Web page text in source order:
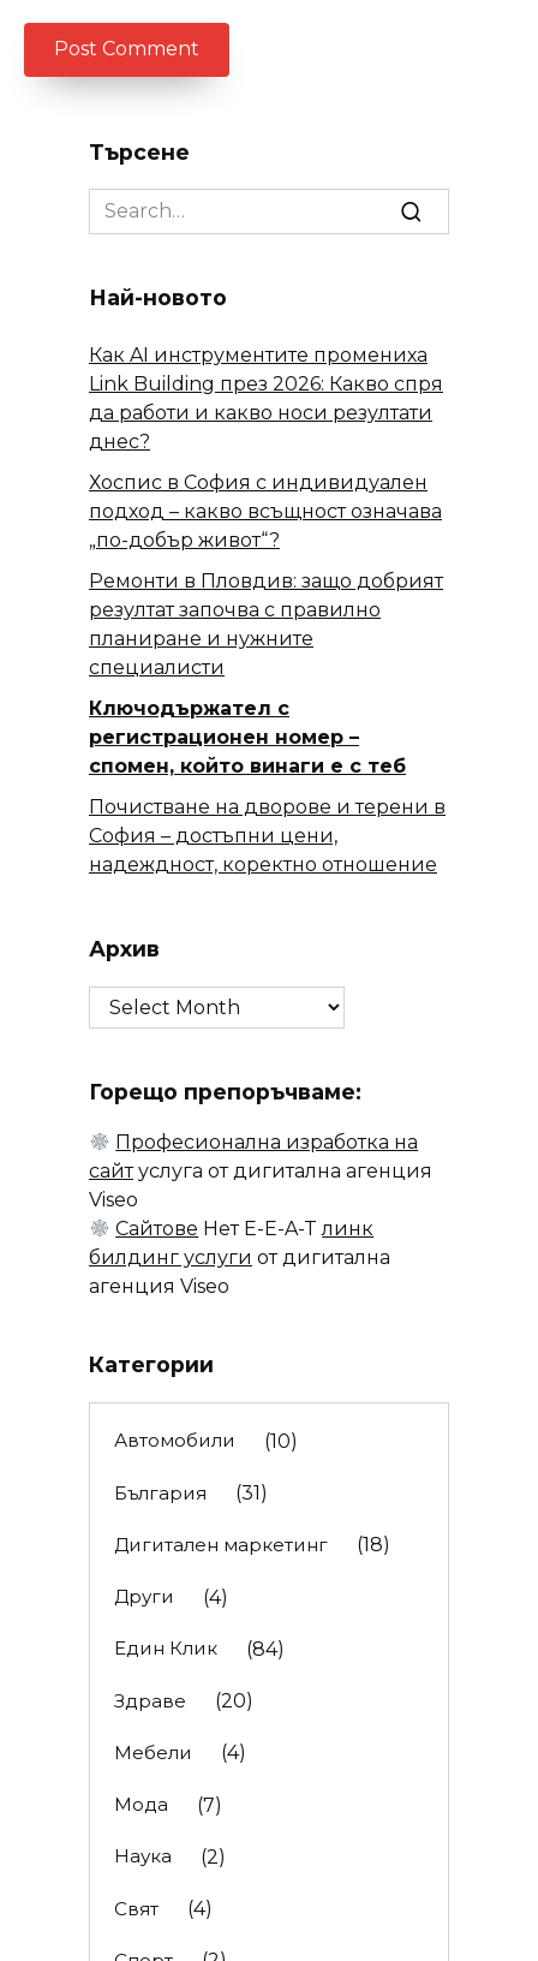
Търсене
Search
for:
Най-новото
Как AI инструментите промениха
Link Building през 2026: Какво спря
да работи и какво носи резултати
днес?
Хоспис в София с индивидуален
подход – какво всъщност означава
„по-добър живот“?
Ремонти в Пловдив: защо добрият
резултат започва с правилно
планиране и нужните
специалисти
Ключодържател с
регистрационен номер –
спомен, който винаги е с теб
Почистване на дворове и терени в
София – достъпни цени,
надеждност, коректно отношение
Архив
Архив
Горещо препоръчваме:
Професионална изработка на
сайтуслуга от дигитална агенция
Viseo
Сайтове Нет E-E-A-Tлинк
билдинг услуги от дигитална
агенция Viseo
Категории
Автомобили (10)
България (31)
Дигитален маркетинг (18)
Други (4)
Един Клик (84)
Здраве (20)
Мебели (4)
Мода (7)
Наука (2)
Свят (4)